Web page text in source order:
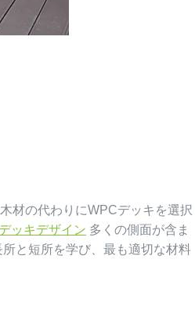
材の代わりにWPCデッキを選択
デッキデザイン 多くの側面が含ま
と短所を学び、最も適切な材料